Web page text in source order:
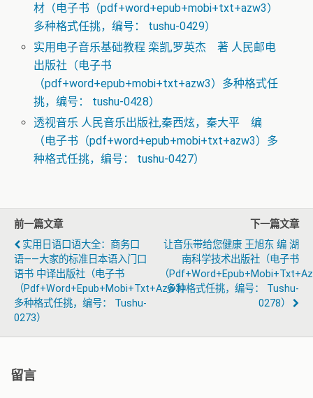
材（电子书（pdf+word+epub+mobi+txt+azw3）
多种格式任挑，编号： tushu-0429）
实用电子音乐基础教程 栾凯,罗英杰 著 人民邮电
出版社（电子书
（pdf+word+epub+mobi+txt+azw3）多种格式任
挑，编号： tushu-0428）
透视音乐 人民音乐出版社,秦西炫，秦大平 编
（电子书（pdf+word+epub+mobi+txt+azw3）多
种格式任挑，编号： tushu-0427）
前一篇文章
实用日语口语大全：商务口
语——大家的标准日本语入门口
语书 中译出版社（电子书
（pdf+word+epub+mobi+txt+azw3）
多种格式任挑，编号： Tushu-
0273）
下一篇文章
让音乐带给您健康 王旭东 编 湖
南科学技术出版社（电子书
（
多种格式任挑，编号： Tushu-
0278）
留言